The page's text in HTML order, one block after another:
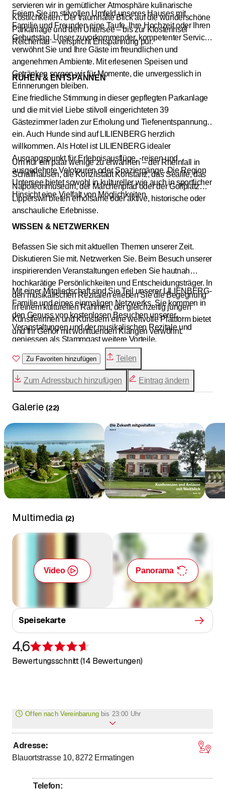
servieren wir in gemütlicher Atmosphäre kulinarische
Köstlichkeiten. Der traumhafte Blick auf die wunderschöne
Parkanlage und den Untersee – bis zur Klosterinsel
Reichenau – verspricht Entspannung pur.
Feiern Sie im stilvollen Umfeld unseres Hauses mit
Familie und Freunden eine Taufe, Ihre Hochzeit oder Ihren
Geburtstag. Unser zuvorkommender, kompetenter Service
verwöhnt Sie und Ihre Gäste im freundlichen und
angenehmen Ambiente. Mit erlesenen Speisen und
Getränken sorgen wir für Momente, die unvergesslich in
Erinnerungen bleiben.
RUHEN & ENTSPANNEN
Eine friedliche Stimmung in dieser gepflegten Parkanlage
und die mit viel Liebe stilvoll eingerichteten 39
Gästezimmer laden zur Erholung und Tiefenentspannung
ein. Auch Hunde sind auf LILIENBERG herzlich
willkommen. Als Hotel ist LILIENBERG idealer
Ausgangspunkt für Erlebnisausflüge, -reisen und
ausgedehnte Velotouren oder Spaziergänge. Die Region
Untersee bietet sowohl in kultureller wie auch in sportlicher
Hinsicht eine Vielfalt von Möglichkeiten.
Um nur ein paar wenige zu erwähnen – der Rheinfall in
Schaffhausen, die Konzilstadt Konstanz, das Sealife, das
Napoleonmuseum, der Märchenpfad oder der Golfplatz
Lipperswil bieten erholsame oder aktive, historische oder
anschauliche Erlebnisse.
WISSEN & NETZWERKEN
Befassen Sie sich mit aktuellen Themen unserer Zeit.
Diskutieren Sie mit. Netzwerken Sie. Beim Besuch unserer
inspirierenden Veranstaltungen erleben Sie hautnah
hochkarätige Persönlichkeiten und Entscheidungsträger. In
den musikalischen Rezitalen erleben Sie die Begegnung
in einem kulturellen Rahmen, der gleichzeitig jungen
Künstlerinnen und Künstlern eine wertvolle Plattform bietet
und Ihr Gehör mit wohltuenden Klängen verwöhnt.
Mit einer Mitgliedschaft sind Sie Teil unserer LILIENBERG-
Familie und eines einmaligen Netzwerks. Sie kommen in
den Genuss von kostenlosen Besuchen unserer
Veranstaltungen und der musikalischen Rezitale und
geniessen als Stammgast weitere Vorteile.
Zu Favoriten hinzufügen Teilen
Zum Adressbuch hinzufügen Eintrag ändern
Galerie (22)
Multimedia (2)
Video Panorama
Speisekarte
4.6
Bewertungsschnitt (14 Bewertungen)
Offen nach Vereinbarung bis 23:00 Uhr
Montag
00
Dienstag*
Mittwoch* 11:30- bis
23:00
Adresse:
Blauortstrasse 10, 8272 Ermatingen
Telefon: